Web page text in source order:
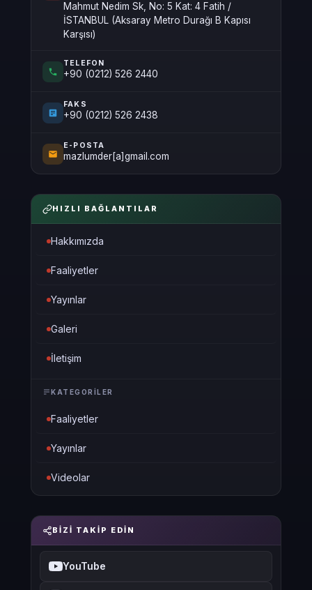
Mahmut Nedim Sk, No: 5 Kat: 4 Fatih /
İSTANBUL (Aksaray Metro Durağı B Kapısı
Karşısı)
TELEFON
+90 (0212) 526 2440
FAKS
+90 (0212) 526 2438
E-POSTA
mazlumder[a]gmail.com
HIZLI BAĞLANTILAR
Hakkımızda
Faaliyetler
Yayınlar
Galeri
İletişim
KATEGORILER
Faaliyetler
Yayınlar
Videolar
BIZI TAKIP EDIN
YouTube